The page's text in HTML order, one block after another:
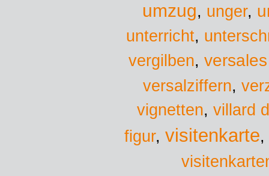
umzug, unger,
unterricht,
vergilben,
versalziffern,
vignetten, villard
figur, visitenkarte,